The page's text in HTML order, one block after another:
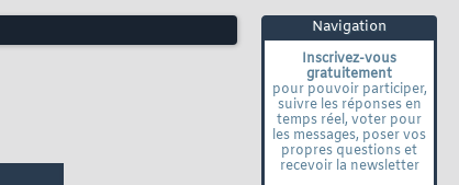
Navigation
Inscrivez-vous
gratuitement
pour pouvoir participer,
suivre les réponses en
temps réel, voter pour
les messages, poser vos
propres questions et
recevoir la newsletter